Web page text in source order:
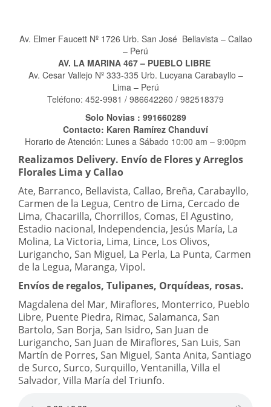
Av. Elmer Faucett Nº 1726 Urb. San José Bellavista – Callao
– Perú
AV. LA MARINA 467 – PUEBLO LIBRE
Av. Cesar Vallejo Nº 333-335 Urb. Lucyana Carabayllo –
Lima – Perú
Teléfono: 452-9981 / 986642260 / 982518379
Solo Novias : 991660289
Contacto: Karen Ramírez Chanduví
Horario de Atención: Lunes a Sábado 10:00 am – 9:00pm
Realizamos Delivery. Envío de Flores y Arreglos
Florales Lima y Callao
Ate, Barranco, Bellavista, Callao, Breña, Carabayllo,
Carmen de la Legua, Centro de Lima, Cercado de
Lima, Chacarilla, Chorrillos, Comas, El Agustino,
Estadio nacional, Independencia, Jesús María, La
Molina, La Victoria, Lima, Lince, Los Olivos,
Lurigancho, San Miguel, La Perla, La Punta, Carmen
de la Legua, Maranga, Vipol.
Envíos de regalos, Tulipanes, Orquídeas, rosas.
Magdalena del Mar, Miraflores, Monterrico, Pueblo
Libre, Puente Piedra, Rimac, Salamanca, San
Bartolo, San Borja, San Isidro, San Juan de
Lurigancho, San Juan de Miraflores, San Luis, San
Martín de Porres, San Miguel, Santa Anita, Santiago
de Surco, Surco, Surquillo, Ventanilla, Villa el
Salvador, Villa María del Triunfo.